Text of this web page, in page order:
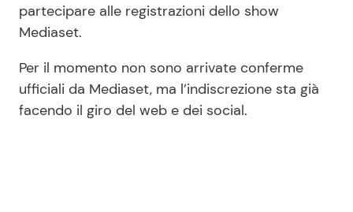
partecipare alle registrazioni dello show
Mediaset.
Per il momento non sono arrivate conferme
ufficiali da Mediaset, ma l’indiscrezione sta già
facendo il giro del web e dei social.